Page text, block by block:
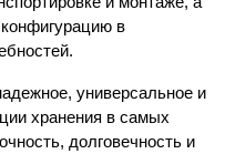
в
универсальное и
хранения в самых
долговечность и